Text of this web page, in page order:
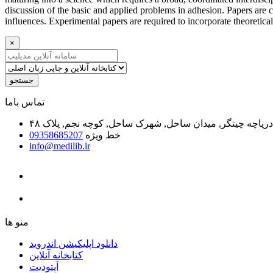
discussion of the basic and applied problems in adhesion. Papers
influences. Experimental papers are required to incorporate
×
جستجو
ﺗﻤﺎﺱ ﺑﺎﻣﺎ
چیتگر, میدان ساحل, شهرک ساحل, کوچه نجم, پلاک ۴۸
خط ویژه 09358685207
info@medilib.ir
ﻣﻨﻮ ﻫﺎ
دانلود اپلیکیشن اندروید
ﮐﺘﺎﺑﺨﺎﻧﻪ ﺁﻧﻼﯾﻦ
ﺁﭘﺘﻮﺩﯾﺖ